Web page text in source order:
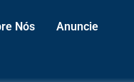
Nós Anuncie